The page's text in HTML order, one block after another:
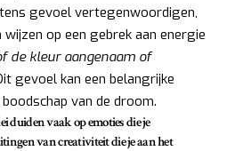
gevoel vertegenwoordigen,
op een gebrek aan energie
de kleur aangenaam of
gevoel kan een belangrijke
van de droom.
duiden vaak op emoties die je
van creativiteit die je aan het